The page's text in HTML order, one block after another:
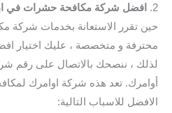
2.
افضل شركة مكافحة حشرات في
حين تقرر الاستعانة بخدمات شركة
محترفة و متخصصة ، عليك اختيار
لذلك ، ننصحك بالاتصال على رقم
أوامرك. تعد هذه شركة اوامرك
الافضل للاسباب التالية: